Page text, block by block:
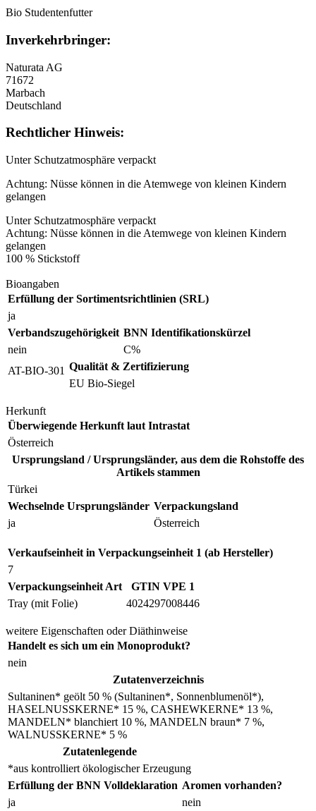
Bio Studentenfutter
Inverkehrbringer:
Naturata AG
71672
Marbach
Deutschland
Rechtlicher Hinweis:
Unter Schutzatmosphäre verpackt
Achtung: Nüsse können in die Atemwege von kleinen Kindern
gelangen
Unter Schutzatmosphäre verpackt
Achtung: Nüsse können in die Atemwege von kleinen Kindern
gelangen
100 % Stickstoff
Bioangaben
Erfüllung der Sortimentsrichtlinien (SRL)
ja
Verbandszugehörigkeit
nein
BNN Identifikationskürzel
C%
AT-BIO-301 Qualität & Zertifizierung
EU Bio-Siegel
Herkunft
Überwiegende Herkunft laut Intrastat
Österreich
Ursprungsland / Ursprungsländer, aus dem die Rohstoffe des
Artikels stammen
Türkei
Wechselnde Ursprungsländer
ja
Verpackungsland
Österreich
Verkaufseinheit in Verpackungseinheit 1 (ab Hersteller)
7
Verpackungseinheit Art
Tray (mit Folie)
GTIN VPE 1
4024297008446
weitere Eigenschaften oder Diäthinweise
Handelt es sich um ein Monoprodukt?
nein
Zutatenverzeichnis
Sultaninen* geölt 50 % (Sultaninen*, Sonnenblumenöl*),
HASELNUSSKERNE* 15 %, CASHEWKERNE* 13 %,
MANDELN* blanchiert 10 %, MANDELN braun* 7 %,
WALNUSSKERNE* 5 %
Zutatenlegende
*aus kontrolliert ökologischer Erzeugung
Erfüllung der BNN Volldeklaration
ja
Aromen vorhanden?
nein